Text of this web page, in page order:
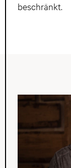
beschränkt.